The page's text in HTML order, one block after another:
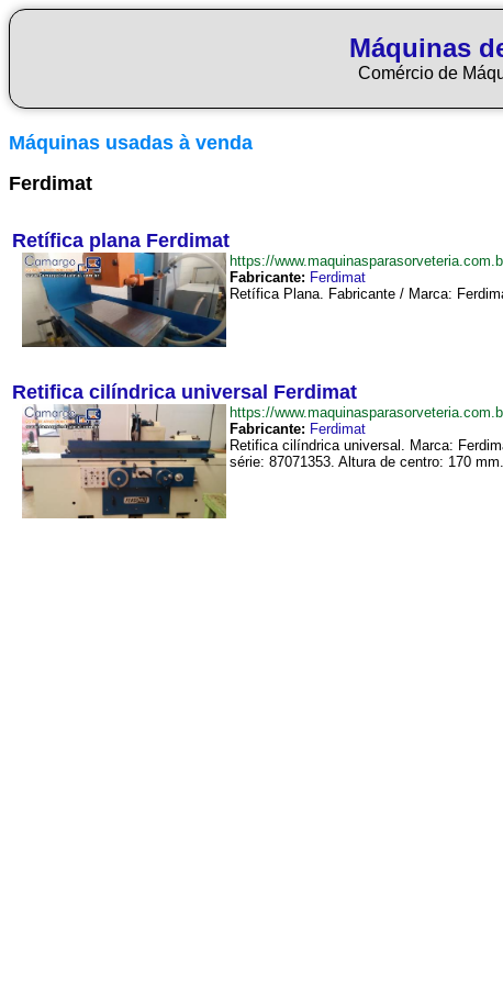
Máquinas
Comércio de
Máquinas usadas à venda
Ferdimat
Retífica plana Ferdimat
https://
Fabricante: Ferdimat
Retífica Plana. Fabricante / Marca:
Retifica cilíndrica universal Ferdimat
https://
Fabricante: Ferdimat
Retifica cilíndrica universal. Marca:
série: 87071353. Altura de centro: 170